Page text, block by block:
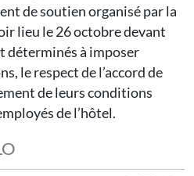
de soutien organisé par la
lieu le 26 octobre devant
déterminés à imposer
le respect de l’accord de
de leurs conditions
de l’hôtel.